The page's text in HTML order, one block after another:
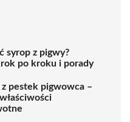
syrop z pigwy?
po kroku i porady
z pestek pigwowca –